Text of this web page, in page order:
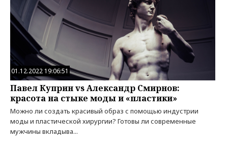
01.12.2022 19:06:51
Павел Куприн vs Александр Смирнов:
красота на стыке моды и «пластики»
Можно ли создать красивый образ с помощью индустрии
моды и пластической хирургии? Готовы ли современные
мужчины вкладыва...